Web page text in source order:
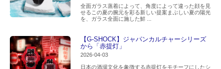
全面ガラス蒸着によって、角度によって違った顔を見
せるこの夏の腕元を彩る新しい提案まぶしい夏の陽光
を、ガラス全面に施した鮮 ...
【G-SHOCK】ジャパンカルチャーシリーズ
から「赤提灯」
2026-04-03
日本の酒場文化を象徴する赤提灯をモチーフにしたシ